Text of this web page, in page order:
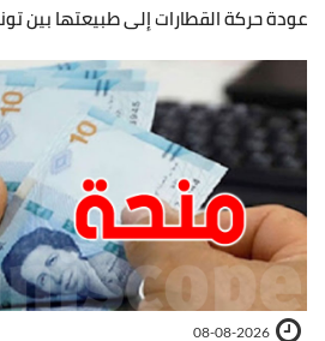
عودة حركة القطارات إلى طبيعتها بين
08-08-2026